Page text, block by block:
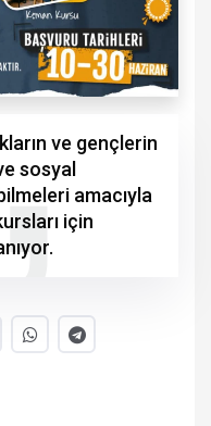
ve gençlerin
sosyal
amacıyla
için